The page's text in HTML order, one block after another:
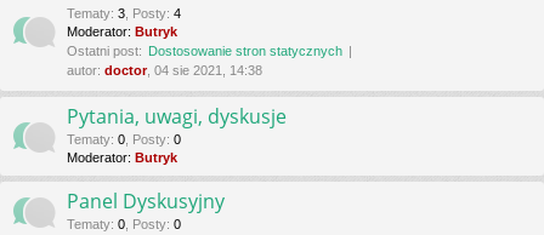
Tematy: 3 Posty: 4
Moderator: Butryk
Ostatni post: Dostosowanie stron statycznych
autor: doctor, 04 sie 2021, 14:38
Pytania, uwagi, dyskusje
Tematy: 0 Posty: 0
Moderator: Butryk
Panel Dyskusyjny
Tematy: 0 Posty: 0